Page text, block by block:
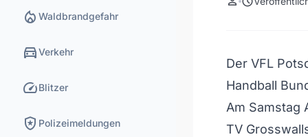
local_fire_department Waldbrandgefahr
directions_carVerkehr
speedBlitzer
local_police Polizeimeldungen
Der VFL
Handball
Am Samstag
TV